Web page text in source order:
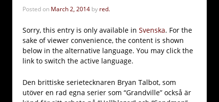
Posted on March 2, 2014 by red.
Sorry, this entry is only available in Svenska. For the
sake of viewer convenience, the content is shown
below in the alternative language. You may click the
link to switch the active language.
Den brittiske serietecknaren Bryan Talbot, som
utöver en rad egna serier som “Grandville” också är